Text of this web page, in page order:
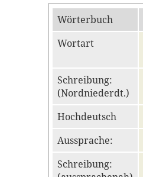
Wörterbuch
Wortart
Schreibung:
(Nordniederdt.)
Hochdeutsch
Aussprache:
Schreibung: